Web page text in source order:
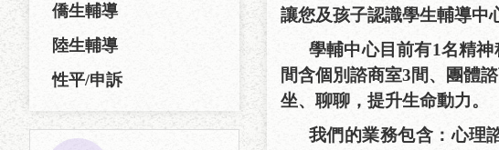
僑生輔導
陸生輔導
性平/申訴
讓您及孩子認識學生輔導中
學輔中心目前有1名精
間含個別諮商室3間、團體
坐、聊聊，提升生命動力。
我們的業務包含：心理